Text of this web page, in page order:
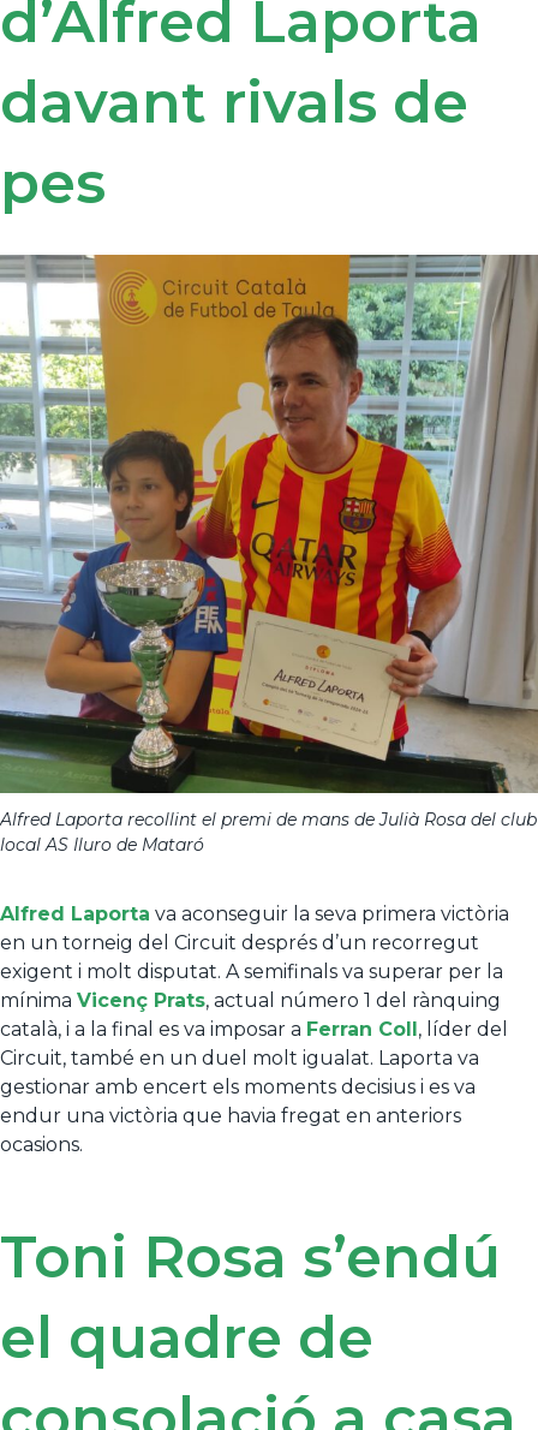
d’Alfred Laporta
davant rivals de
pes
Alfred Laporta recollint el premi de mans de Julià Rosa del club
local AS Iluro de Mataró
Alfred Laporta va aconseguir la seva primera victòria
en un torneig del Circuit després d’un recorregut
exigent i molt disputat. A semifinals va superar per la
mínima Vicenç Prats, actual número 1 del rànquing
català, i a la final es va imposar a Ferran Coll , líder del
Circuit, també en un duel molt igualat. Laporta va
gestionar amb encert els moments decisius i es va
endur una victòria que havia fregat en anteriors
ocasions.
Toni Rosa s’endú
el quadre de